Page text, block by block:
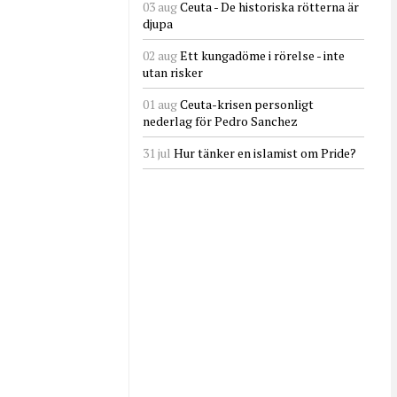
03 augCeuta - De historiska rötterna är
djupa
02 augEtt kungadöme i rörelse - inte
utan risker
01 augCeuta-krisen personligt
nederlag för Pedro Sanchez
31 jul Hur tänker en islamist om Pride?